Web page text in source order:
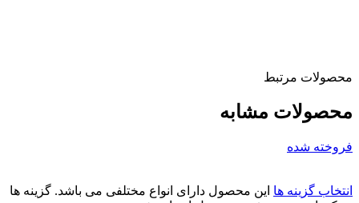
محصولات مرتبط
محصولات مشابه
فروخته شده
انتخاب گزینه ها این محصول دارای انواع مختلفی می باشد. گزینه ها